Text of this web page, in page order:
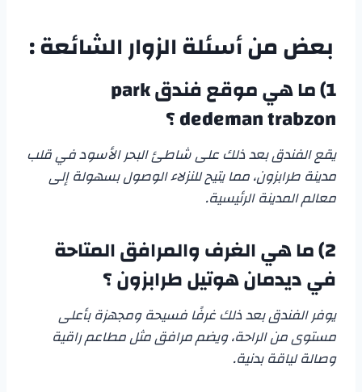
بعض من أسئلة الزوار الشائعة :
1) ما هي موقع
فندق park
dedeman trabzon؟
يقع الفندق بعد ذلك على شاطئ البحر الأسود في قلب
مدينة طرابزون، مما يتيح للنزلاء الوصول بسهولة إلى
معالم المدينة الرئيسية.
2) ما هي الغرف والمرافق المتاحة
فيديدمان هوتيل طرابزون؟
يوفر الفندق بعد ذلك غرفًا فسيحة ومجهزة بأعلى
مستوى من الراحة، ويضم مرافق مثل مطاعم راقية
وصالة لياقة بدنية.